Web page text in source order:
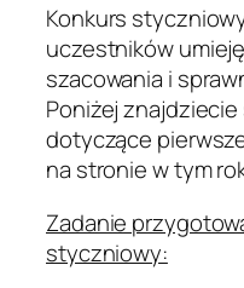
Konkurs
uczestników
szacowania i
Poniżej
dotyczące
na stronie w tym
Zadanie
styczniowy: